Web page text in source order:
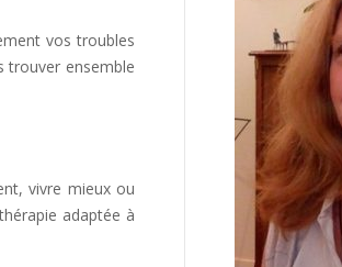
vos troubles
trouver ensemble
vivre mieux ou
adaptée à